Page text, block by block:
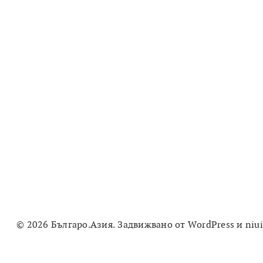
© 2026 Българо.Азия. Задвижвано от WordPress и niui